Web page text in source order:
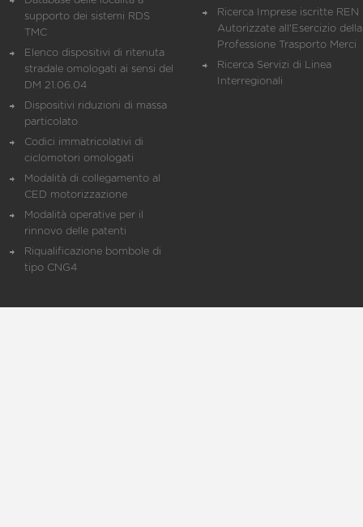
supporto dei sistemi RDS
TMC
Elenco dispositivi di ritenuta
stradale omologati ai sensi del
DM 21.06.04
Dispositivi riduzioni di massa
particolato
Codici immatricolativi di
ciclomotori omologati
Modalità di collegamento al
CED motorizzazione
Modalità operative per il
rinnovo delle patenti
Riqualificazione bombole di
tipo CNG4
Ricerca Imprese iscritte REN
Autorizzate all'Esercizio della
Professione Trasporto Merci
Ricerca Servizi di Linea
Interregionali